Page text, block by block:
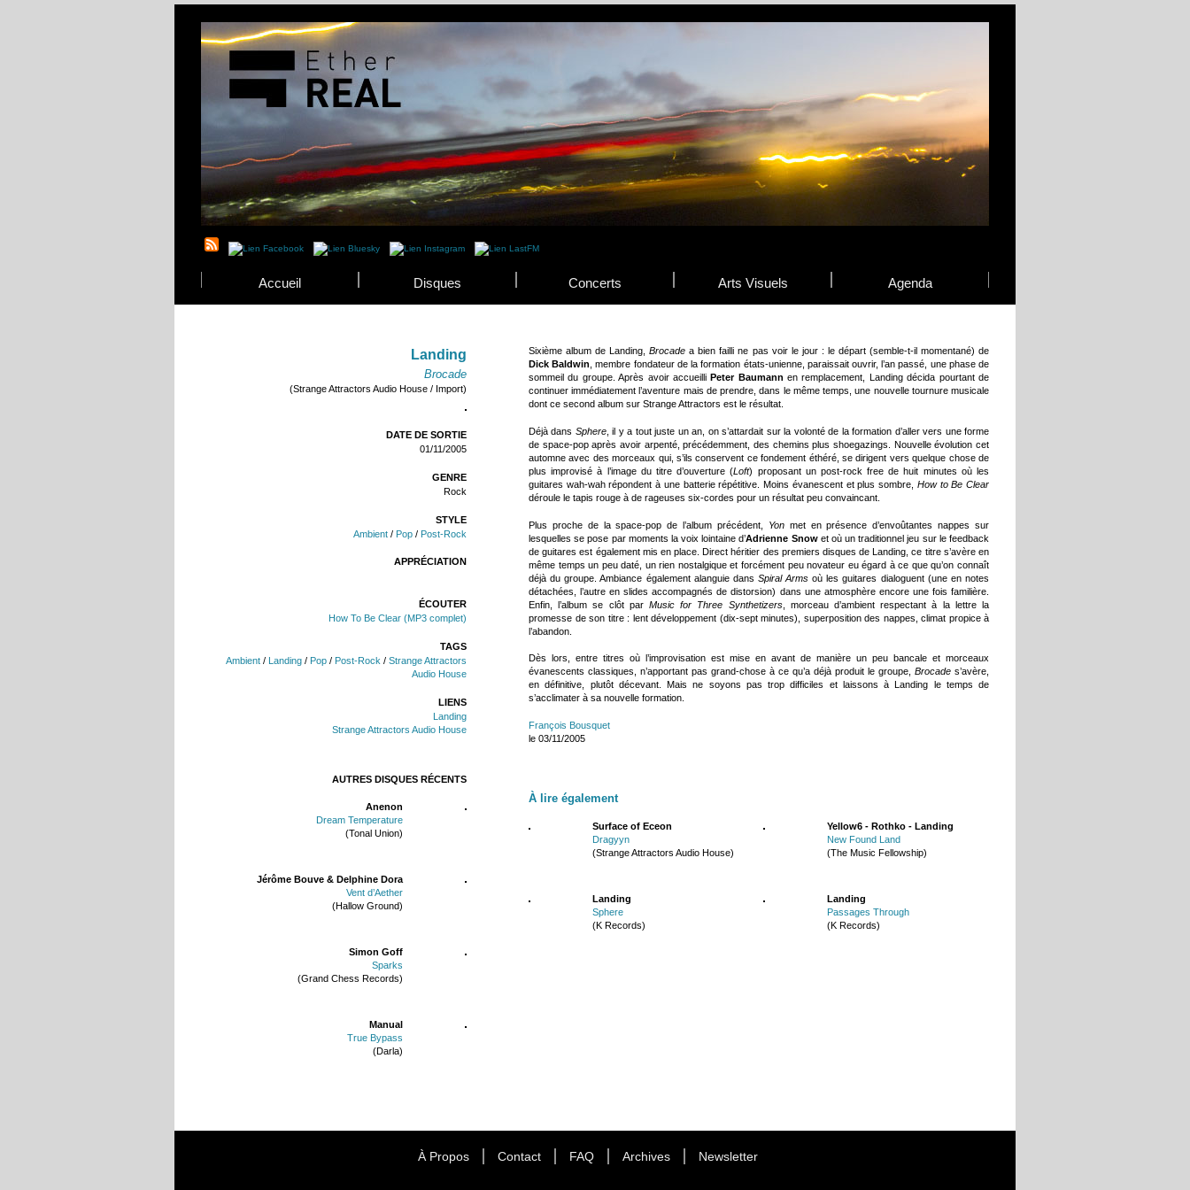
Accueil Disques Concerts Arts Visuels Agenda
Landing
Brocade
(Strange Attractors Audio House / Import)
DATE DE SORTIE
01/11/2005
GENRE
Rock
STYLE
Ambient / Pop / Post-Rock
APPRÉCIATION
ÉCOUTER
How To Be Clear (MP3 complet)
TAGS
Ambient / Landing / Pop / Post-Rock / Strange Attractors
Audio House
LIENS
Landing
Strange Attractors Audio House
AUTRES DISQUES RÉCENTS
Anenon
Dream Temperature
(Tonal Union)
Jérôme Bouve & Delphine Dora
Vent d’Aether
(Hallow Ground)
Simon Goff
Sparks
(Grand Chess Records)
Manual
True Bypass
(Darla)
Sixième album de Landing,Brocade a bien failli ne pas voir le jour : le départ (semble-t-il momentané) de
Dick Baldwin , membre fondateur de la formation états-unienne, paraissait ouvrir, l’an passé, une phase de
sommeil du groupe. Après avoir accueilliPeter Baumann en remplacement, Landing décida pourtant de
continuer immédiatement l’aventure mais de prendre, dans le même temps, une nouvelle tournure musicale
dont ce second album sur Strange Attractors est le résultat.
Déjà dans Sphere, il y a tout juste un an, on s’attardait sur la volonté de la formation d’aller vers une forme
de space-pop après avoir arpenté, précédemment, des chemins plus shoegazings. Nouvelle évolution cet
automne avec des morceaux qui, s’ils conservent ce fondement éthéré, se dirigent vers quelque chose de
plus improvisé à l’image du titre d’ouverture (Loft) proposant un post-rock free de huit minutes où les
guitares wah-wah répondent à une batterie répétitive. Moins évanescent et plus sombre, How to Be Clear
déroule le tapis rouge à de rageuses six-cordes pour un résultat peu convaincant.
Plus proche de la space-pop de l’album précédent, Yonmet en présence d’envoûtantes nappes sur
lesquelles se pose par moments la voix lointaine d’Adrienne Snowet où un traditionnel jeu sur le feedback
de guitares est également mis en place. Direct héritier des premiers disques de Landing, ce titre s’avère en
même temps un peu daté, un rien nostalgique et forcément peu novateur eu égard à ce que qu’on connaît
déjà du groupe. Ambiance également alanguie dans Spiral Arms où les guitares dialoguent (une en notes
détachées, l’autre en slides accompagnés de distorsion) dans une atmosphère encore une fois familière.
Enfin, l’album se clôt par Music for Three Synthetizers, morceau d’ambient respectant à la lettre la
promesse de son titre : lent développement (dix-sept minutes), superposition des nappes, climat propice à
l’abandon.
Dès lors, entre titres où l’improvisation est mise en avant de manière un peu bancale et morceaux
évanescents classiques, n’apportant pas grand-chose à ce qu’a déjà produit le groupe, Brocade s’avère,
en définitive, plutôt décevant. Mais ne soyons pas trop difficiles et laissons à Landing le temps de
s’acclimater à sa nouvelle formation.
François Bousquet
le 03/11/2005
À lire également
Surface of Eceon
Dragyyn
(Strange Attractors Audio House)
Yellow6 - Rothko - Landing
New Found Land
(The Music Fellowship)
Landing
Sphere
(K Records)
Landing
Passages Through
(K Records)
À Propos Contact FAQ Archives Newsletter